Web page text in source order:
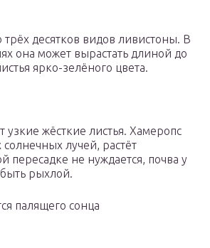
трёх десятков видов ливистоны. В
она может вырастать длиной до
ярко-зелёного цвета.
узкие жёсткие листья. Хамеропс
лучей, растёт
пересадке не нуждается, почва у
рыхлой.
палящего сонца